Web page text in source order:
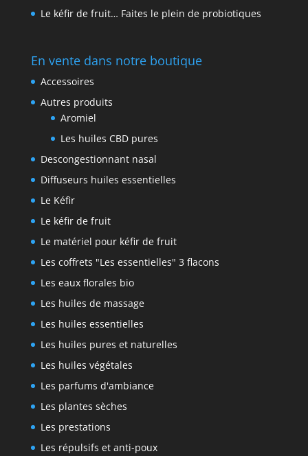
Le kéfir de fruit… Faites le plein de probiotiques
En vente dans notre boutique
Accessoires
Autres produits
Aromiel
Les huiles CBD pures
Descongestionnant nasal
Diffuseurs huiles essentielles
Le Kéfir
Le kéfir de fruit
Le matériel pour kéfir de fruit
Les coffrets "Les essentielles" 3 flacons
Les eaux florales bio
Les huiles de massage
Les huiles essentielles
Les huiles pures et naturelles
Les huiles végétales
Les parfums d'ambiance
Les plantes sèches
Les prestations
Les répulsifs et anti-poux